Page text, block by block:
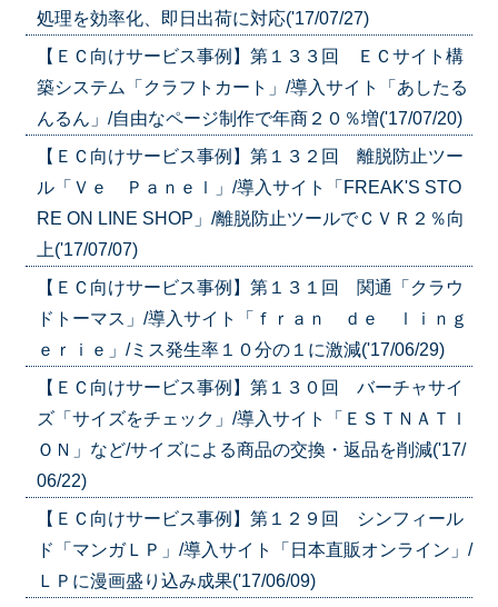
処理を効率化、即日出荷に対応('17/07/27)
【ＥＣ向けサービス事例】第１３３回 ＥＣサイト構
築システム「クラフトカート」/導入サイト「あしたる
んるん」/自由なページ制作で年商２０％増('17/07/20)
【ＥＣ向けサービス事例】第１３２回 離脱防止ツー
ル「Ｖｅ Ｐａｎｅｌ」/導入サイト「FREAK'S STO
RE ON LINE SHOP」/離脱防止ツールでＣＶＲ２％向
上('17/07/07)
【ＥＣ向けサービス事例】第１３１回 関通「クラウ
ドトーマス」/導入サイト「ｆｒａｎ ｄｅ ｌｉｎｇ
ｅｒｉｅ」/ミス発生率１０分の１に激減('17/06/29)
【ＥＣ向けサービス事例】第１３０回 バーチャサイ
ズ「サイズをチェック」/導入サイト「ＥＳＴＮＡＴＩ
ＯＮ」など/サイズによる商品の交換・返品を削減('17/
06/22)
【ＥＣ向けサービス事例】第１２９回 シンフィール
ド「マンガＬＰ」/導入サイト「日本直販オンライン」/
ＬＰに漫画盛り込み成果('17/06/09)